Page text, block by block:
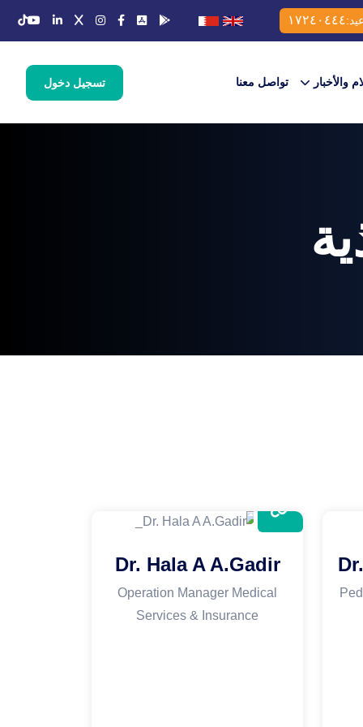
١٧٢٤٠٤٤٤
والأخبار تواصل معنا تسجيل دخول
Dr. Hala A A.Gadir
Operation Manager Medical
Services & Insurance